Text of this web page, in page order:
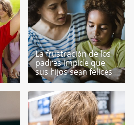
La frustración de los
padres impide que
sus hijos sean felices